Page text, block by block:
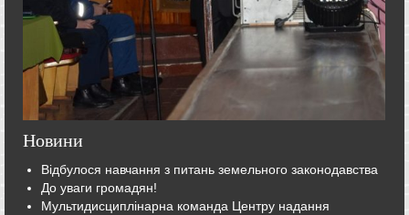
Новини
Відбулося навчання з питань земельного законодавства
До уваги громадян!
Мультидисциплінарна команда Центру надання